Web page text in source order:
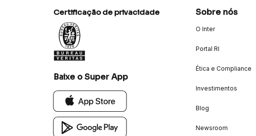
Certificação de privacidade
Baixe o Super App
Sobre nós
O Inter
Portal RI
Ética e Compliance
Investimentos
Blog
Newsroom